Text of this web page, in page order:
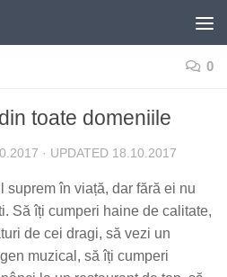
0
toate domeniile
· UPDATED 18.10.2017
suprem în viață, dar fără ei nu
Să îți cumperi haine de calitate,
de cei dragi, să vezi un
muzical, să îți cumperi